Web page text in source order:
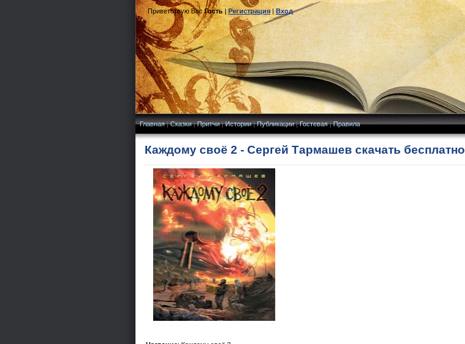
Приветствую Вас Гость|Регистрация|Вход
Главная|Сказки|Притчи|Истории|Публикации|Гостевая|Правила
Каждому своё 2 - Сергей Тармашев скачать бесплатно